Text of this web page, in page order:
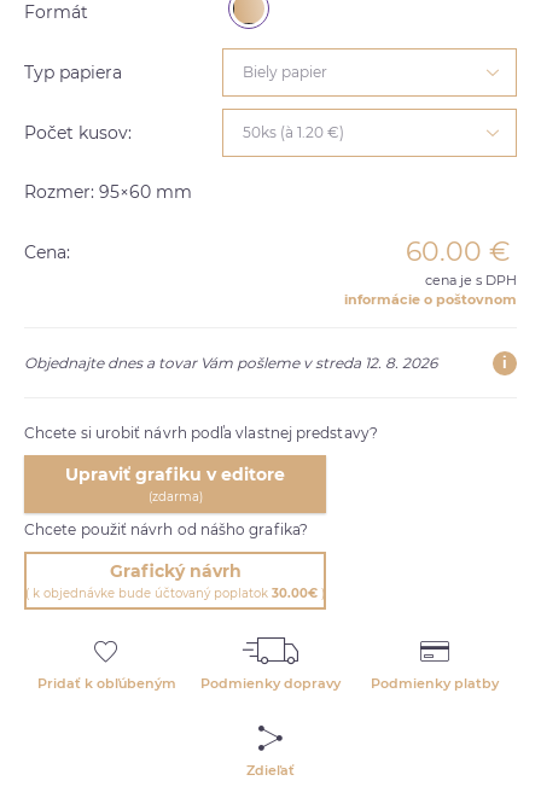
Formát
Typ papiera Biely papier
Počet kusov: 50ks (à 1.20 €)
Rozmer: 95×60 mm
Cena: 60.00 €
cena je s DPH
informácie o poštovnom
Objednajte dnes a tovar Vám pošleme v streda 12. 8. 2026 i
Chcete si urobiť návrh podľa vlastnej predstavy?
Upraviť grafiku v editore
(zdarma)
Chcete použiť návrh od nášho grafika?
Grafický návrh
( k objednávke bude účtovaný poplatok 30.00€ )
Pridať k obľúbeným Podmienky dopravy Podmienky platby
Zdieľať